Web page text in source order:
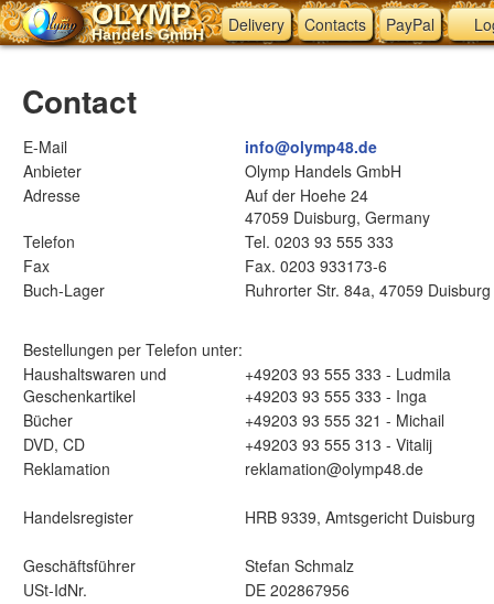
OLYMP
Handels GmbH Delivery Contacts PayPal
Contact
E-Mail
info@olymp48.de
Anbieter
Olymp Handels GmbH
Adresse
Auf der Hoehe 24
47059 Duisburg, Germany
Telefon
Tel. 0203 93 555 333
Fax
Fax. 0203 933173-6
Buch-Lager
Ruhrorter Str. 84a, 47059 Duisburg
Bestellungen per Telefon unter:
Haushaltswaren und
Geschenkartikel
+49203 93 555 333 - Ludmila
+49203 93 555 333 - Inga
Bücher
+49203 93 555 321 - Michail
DVD, CD
+49203 93 555 313 - Vitalij
Reklamation
reklamation@olymp48.de
Handelsregister HRB 9339, Amtsgericht Duisburg
Geschäftsführer
Stefan Schmalz
USt-IdNr.
DE 202867956